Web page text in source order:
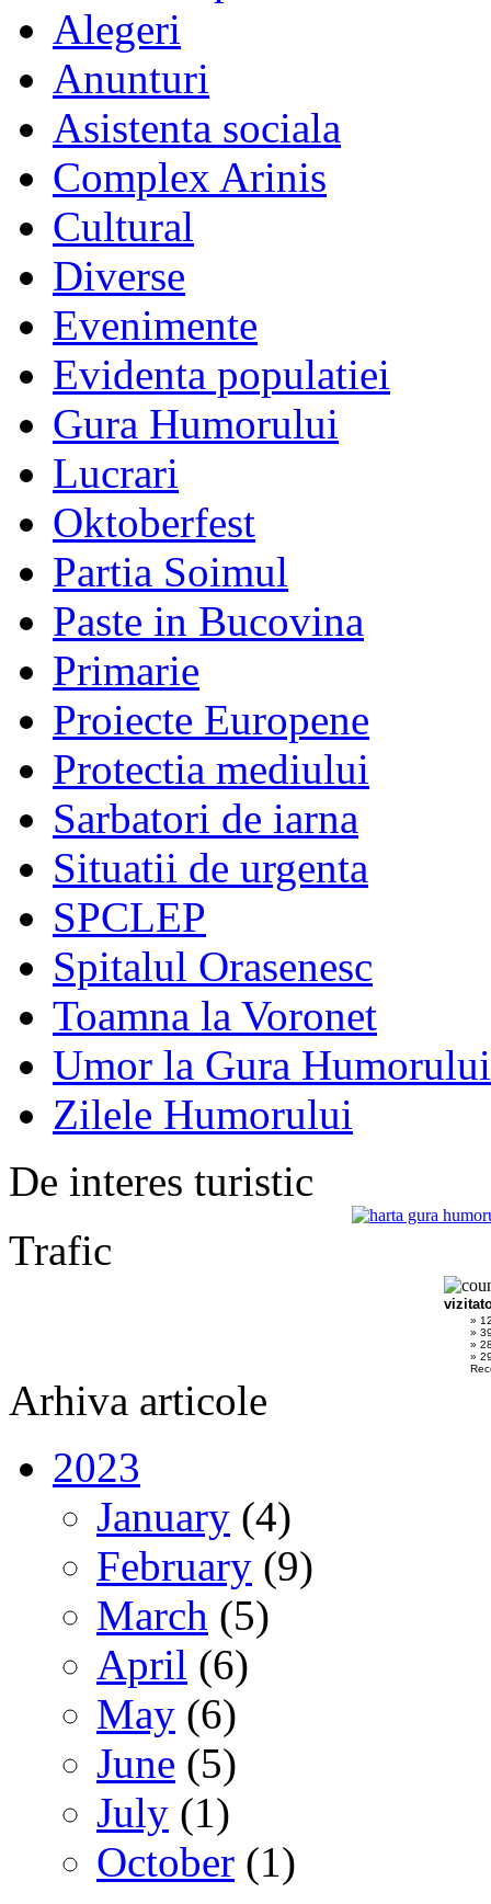
Alegeri
Anunturi
Asistenta sociala
Complex Arinis
Cultural
Diverse
Evenimente
Evidenta populatiei
Gura Humorului
Lucrari
Oktoberfest
Partia Soimul
Paste in Bucovina
Primarie
Proiecte Europene
Protectia mediului
Sarbatori de iarna
Situatii de urgenta
SPCLEP
Spitalul Orasenesc
Toamna la Voronet
Umor la Gura Humorului
Zilele Humorului
De interes turistic
Trafic
»
»
»
»
Arhiva articole
2023
January (4)
February (9)
March (5)
April (6)
May (6)
June (5)
July (1)
October (1)